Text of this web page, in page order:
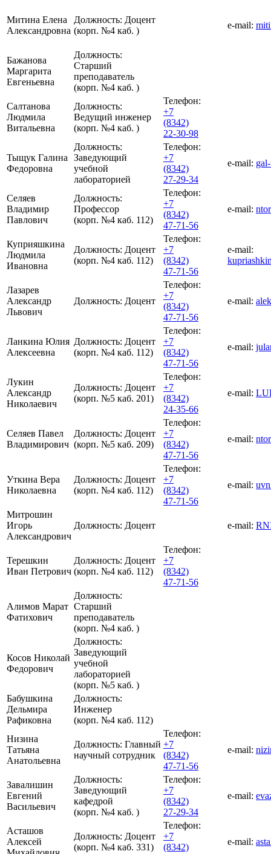
Митина Елена
Александровна
Должность: Доцент
(корп. №4 каб. )
e-mail:
Бажанова
Маргарита
Евгеньевна
Должность:
Старший
преподаватель
(корп. №4 каб. )
Салтанова
Людмила
Витальевна
Должность:
Ведущий инженер
(корп. №4 каб. )
Телефон:
+7
(8342)
22-30-98
Тыщук Галина
Федоровна
Должность:
Заведующий
учебной
лабораторией
Телефон:
+7
(8342)
27-29-34
e-mail:
Селяев
Владимир
Павлович
Должность:
Профессор
(корп. №4 каб. 112)
Телефон:
+7
(8342)
47-71-56
e-mail:
Куприяшкина
Людмила
Ивановна
Должность: Доцент
(корп. №4 каб. 112)
Телефон:
+7
(8342)
47-71-56
e-mail:
Лазарев
Александр
Львович
Должность: Доцент
Телефон:
+7
(8342)
47-71-56
e-mail:
Ланкина Юлия
Алексеевна
Должность: Доцент
(корп. №4 каб. 112)
Телефон:
+7
(8342)
47-71-56
e-mail:
Лукин
Александр
Николаевич
Должность: Доцент
(корп. №5 каб. 201)
Телефон:
+7
(8342)
24-35-66
e-mail:
Селяев Павел
Владимирович
Должность: Доцент
(корп. №5 каб. 209)
Телефон:
+7
(8342)
47-71-56
e-mail:
Уткина Вера
Николаевна
Должность: Доцент
(корп. №4 каб. 112)
Телефон:
+7
(8342)
47-71-56
e-mail:
Митрошин
Игорь
Александрович
Должность: Доцент e-mail:
Терешкин
Иван Петрович
Должность: Доцент
(корп. №4 каб. 112)
Телефон:
+7
(8342)
47-71-56
Алимов Марат
Фатихович
Должность:
Старший
преподаватель
(корп. №4 каб. )
Косов Николай
Федорович
Должность:
Заведующий
учебной
лабораторией
(корп. №5 каб. )
Бабушкина
Дельмира
Рафиковна
Должность:
Инженер
(корп. №4 каб. 112)
Низина
Татьяна
Анатольевна
Должность: Главный
научный сотрудник
Телефон:
+7
(8342)
47-71-56
e-mail:
Завалишин
Евгений
Васильевич
Должность:
Заведующий
кафедрой
(корп. №4 каб. )
Телефон:
+7
(8342)
27-29-34
e-mail:
Асташов
Алексей
Должность: Доцент
(корп. №4 каб. 331)
Телефон:
+7
(8342)
e-mail: